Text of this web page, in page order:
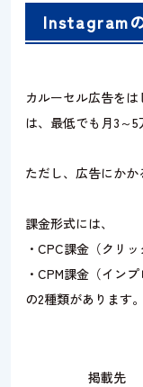
Instagram
カルーセル広告を
は、最低でも月3～5
ただし、広告にかか
課金形式には、
・CPC課金（クリッ
・CPM課金（イン
の2種類があります。
掲載先